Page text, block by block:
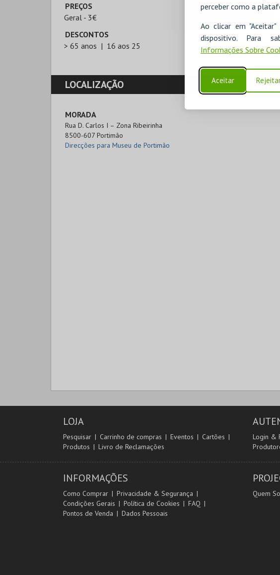
perceber como a
Ao clicar em
dispositivo. Para
Informações Sobre
Aceitar
PREÇOS
Geral - 3€
DESCONTOS
> 65 anos
16 aos 25
LOCALIZAÇÃO
MORADA
Rua D. Carlos I – Zona Ribeirinha
8500-607 Portimão
Direcções para Museu de Portimão
LOJA
Pesquisar Carrinho de compras Eventos
Cartões
Produtos
Livro de Reclamações
Login &
INFORMAÇÕES
Como Comprar
Privacidade & Segurança
Condições Gerais
Política de Cookies
FAQ
Pontos de Venda
Dados Pessoais
Quem